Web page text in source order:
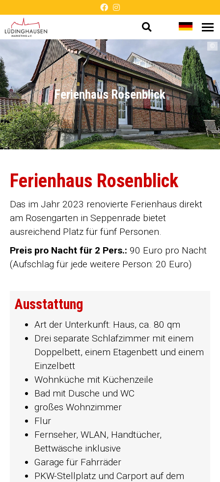
Suche
Darstellung
Sprache
©
Ferienhaus Rosenblick
Ferienhaus Rosenblick
Das im Jahr 2023 renovierte Ferienhaus direkt
am Rosengarten in Seppenrade bietet
ausreichend Platz für fünf Personen.
Preis pro Nacht für 2 Pers.: 90 Euro pro Nacht
(Aufschlag für jede weitere Person: 20 Euro)
Ausstattung
Art der Unterkunft: Haus, ca. 80 qm
Drei separate Schlafzimmer mit einem
Doppelbett, einem Etagenbett und einem
Einzelbett
Wohnküche mit Küchenzeile
Bad mit Dusche und WC
großes Wohnzimmer
Flur
Fernseher, WLAN, Handtücher,
Bettwäsche inklusive
Garage für Fahrräder
PKW-Stellplatz und Carport auf dem